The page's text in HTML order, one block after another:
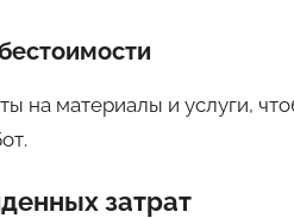
на материалы и услуги,
затрат